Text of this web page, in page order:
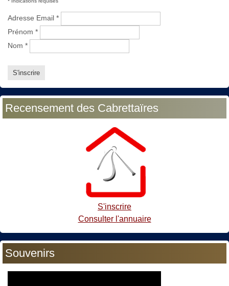
Adresse Email *
Prénom *
Nom *
Recensement des Cabrettaïres
S'inscrire
Consulter l'annuaire
Souvenirs